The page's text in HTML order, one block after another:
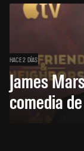
HACE 2 DÍAS
James
comedia